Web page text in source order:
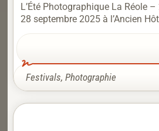
L’Été Photographique La Réole
28 septembre 2025 à l’Ancien
Festivals, Photographie